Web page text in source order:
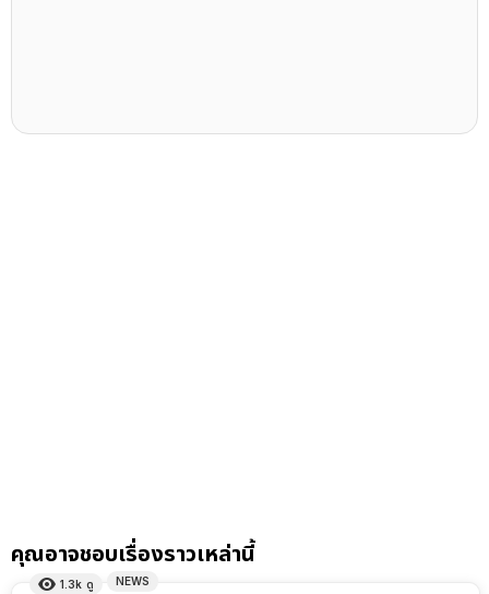
คุณอาจชอบเรื่องราวเหล่านี้
1.3k ดู NEWS